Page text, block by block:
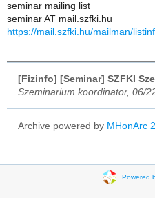
seminar mailing list
seminar AT mail.szfki.hu
https://mail.szfki.hu/mailman/
[Fizinfo] [Seminar] SZFKI
Szeminarium koordinator, 06/
Archive powered by MHonArc
Powered